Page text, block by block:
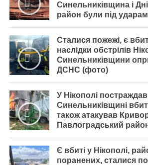
Синельниківщина і
район були під
Сталися пожежі, є
наслідки обстрілів
Синельниківщини
ДСНС (фото)
У Нікополі
Синельниківщині
також атакував
Павлоградський
Є вбиті у Нікополі,
поранених, сталися